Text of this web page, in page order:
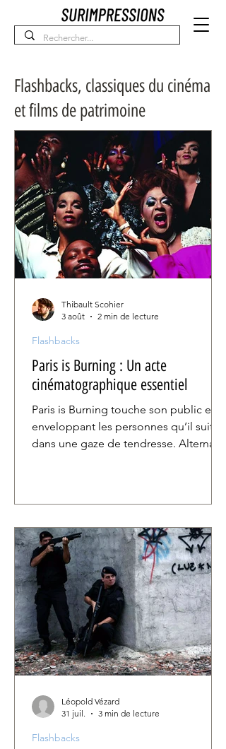
Flashbacks, classiques du cinéma
et films de patrimoine
Paris is Burning : Un acte
cinématographique essentiel
Paris is Burning touche son public en
enveloppant les personnes qu’il suit
dans une gaze de tendresse. Alternant
magistralement en valeur ce parallèle
entre les vies individuelles et la
pratique collective et communautaire.
Flashbacks
Thibault Scohier
3 août
2 min de lecture
Flashbacks
Léopold Vézard
31 juil.
3 min de lecture